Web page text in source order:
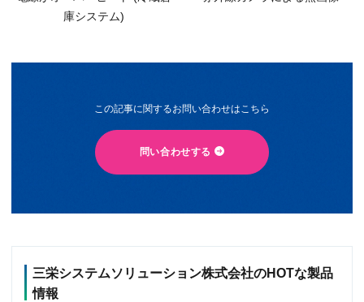
庫システム)
この記事に関するお問い合わせはこちら
問い合わせする
三栄システムソリューション株式会社のHOTな製品
情報